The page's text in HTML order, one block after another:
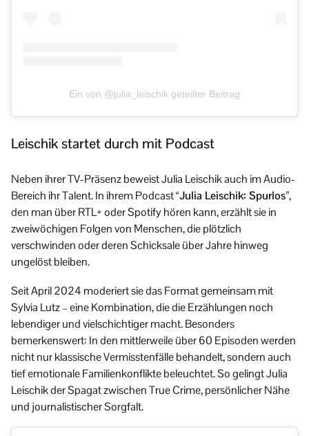
Ein von @julia_leischik geteilter Beitrag
Leischik startet durch mit Podcast
Neben ihrer TV-Präsenz beweist Julia Leischik auch im Audio-
Bereich ihr Talent. In ihrem Podcast“Julia Leischik: Spurlos”,
den man über RTL+ oder Spotify hören kann, erzählt sie in
zweiwöchigen Folgen von Menschen, die plötzlich
verschwinden oder deren Schicksale über Jahre hinweg
ungelöst bleiben.
Seit April 2024 moderiert sie das Format gemeinsam mit
Sylvia Lutz – eine Kombination, die die Erzählungen noch
lebendiger und vielschichtiger macht. Besonders
bemerkenswert: In den mittlerweile über 60 Episoden werden
nicht nur klassische Vermisstenfälle behandelt, sondern auch
tief emotionale Familienkonflikte beleuchtet. So gelingt Julia
Leischik der Spagat zwischen True Crime, persönlicher Nähe
und journalistischer Sorgfalt.